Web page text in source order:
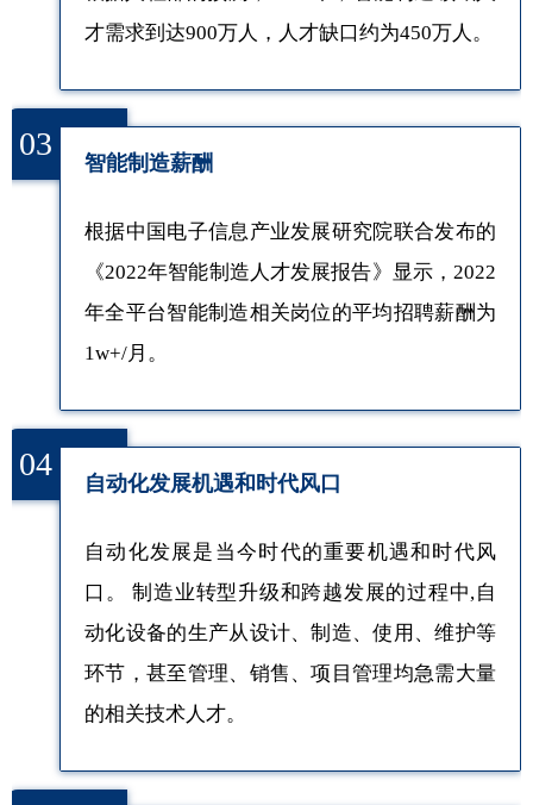
才需求到达900万人，人才缺口约为450万人。
03
智能制造薪酬
根据中国电子信息产业发展研究院联合发布的
《2022年智能制造人才发展报告》显示，2022
年全平台智能制造相关岗位的平均招聘薪酬为
1w+/月。
04
自动化发展机遇和时代风口
自动化发展是当今时代的重要机遇和时代风
口。 制造业转型升级和跨越发展的过程中,自
动化设备的生产从设计、制造、使用、维护等
环节，甚至管理、销售、项目管理均急需大量
的相关技术人才。